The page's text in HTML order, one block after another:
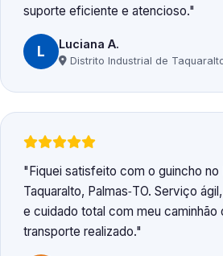
suporte eficiente e atencioso.
L Luciana A.
Distrito Industrial de
Fiquei satisfeito com o guincho no
Taquaralto, Palmas‑TO. Serviço
e cuidado total com meu caminhão
transporte realizado.